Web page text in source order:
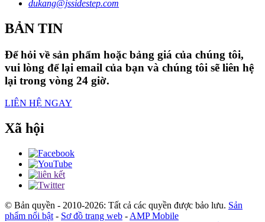
dukang@jssidestep.com
BẢN TIN
Để hỏi về sản phẩm hoặc bảng giá của chúng tôi,
vui lòng để lại email của bạn và chúng tôi sẽ liên hệ
lại trong vòng 24 giờ.
LIÊN HỆ NGAY
Xã hội
© Bản quyền - 2010-2026: Tất cả các quyền được bảo lưu. Sản
phẩm nổi bật - Sơ đồ trang web - AMP Mobile